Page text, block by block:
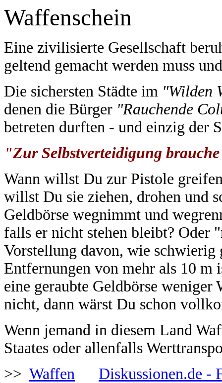
Waffenschein
Eine zivilisierte Gesellschaft
geltend gemacht werden muss
Die sichersten Städte im "Wilden
denen die Bürger "Rauchende
betreten durften - und einzig der
"Zur Selbstverteidigung
Wann willst Du zur Pistole
willst Du sie ziehen, drohen und
Geldbörse wegnimmt und
falls er nicht stehen bleibt? Oder
Vorstellung davon, wie schwierig
Entfernungen von mehr als 10 m
eine geraubte Geldbörse weniger
nicht, dann wärst Du schon
Wenn jemand in diesem Land
Staates oder allenfalls
>> Waffen Diskussionen.de -